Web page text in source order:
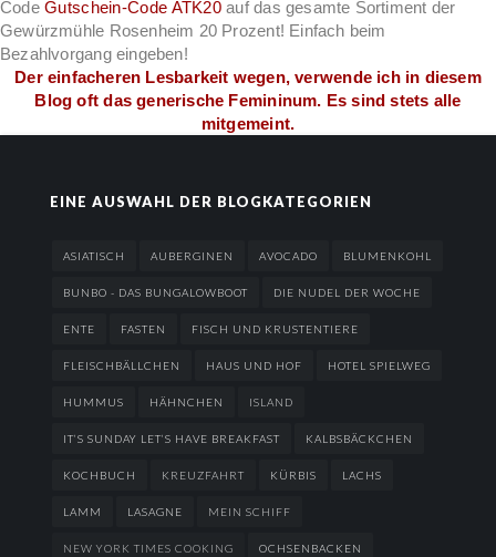
CodeGutschein-Code ATK20 auf das gesamte Sortiment der
Gewürzmühle Rosenheim 20 Prozent! Einfach beim
Bezahlvorgang eingeben!
Der einfacheren Lesbarkeit wegen, verwende ich in diesem
Blog oft das generische Femininum. Es sind stets alle
mitgemeint.
EINE AUSWAHL DER BLOGKATEGORIEN
ASIATISCH AUBERGINEN AVOCADO BLUMENKOHL
BUNBO - DAS BUNGALOWBOOT DIE NUDEL DER WOCHE
ENTE FASTEN FISCH UND KRUSTENTIERE
FLEISCHBÄLLCHEN HAUS UND HOF HOTEL SPIELWEG
HUMMUS HÄHNCHEN ISLAND
IT’S SUNDAY LET’S HAVE BREAKFAST KALBSBÄCKCHEN
KOCHBUCH KREUZFAHRT KÜRBIS LACHS
LAMM LASAGNE MEIN SCHIFF
NEW YORK TIMES COOKING OCHSENBACKEN